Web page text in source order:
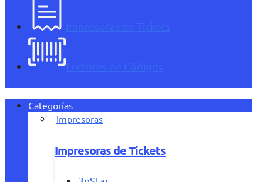
Impresoras de Tickets
Lectores de Códigos
Categorías
Impresoras
Impresoras de Tickets